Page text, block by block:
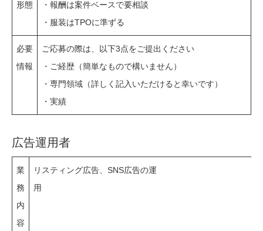
形態
・報酬は案件ベースで要相談
・服装はTPOに準ずる
必要
情報
ご応募の際は、以下3点をご提出ください
・ご経歴（簡単なもので構いません）
・専門領域（詳しく記入いただけると幸いです）
・実績
広告運用者
業
務
内
容
リスティング広告、SNS広告の運
用